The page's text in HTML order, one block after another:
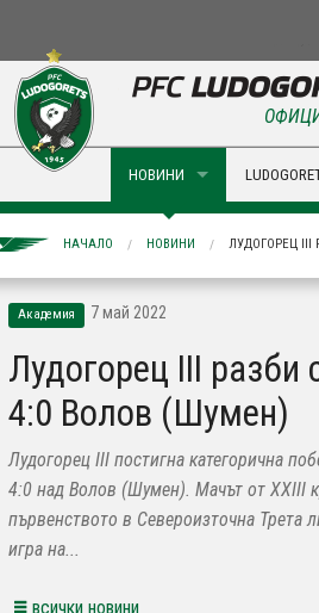
НОВИНИ
НАЧАЛО НОВИНИ ЛУДОГОРЕЦ III
Академия 7 май 2022
Лудогорец III разби
4:0 Волов (Шумен)
Лудогорец III постигна категорична
4:0 над Волов (Шумен). Мачът от XXIII
първенството в Североизточна Трета
игра на...
всички новини